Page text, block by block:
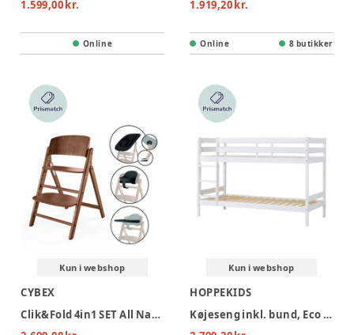
1.599,00 kr.
Online
1.919,20 kr.
Online 8 butikker
Kun i webshop
CYBEX
Clik&Fold 4in1 SET All Natural Dark - dark natural
Kun i webshop
HOPPEKIDS
Køjeseng inkl. bund, Eco Comfort 90x200 cm - Hvid